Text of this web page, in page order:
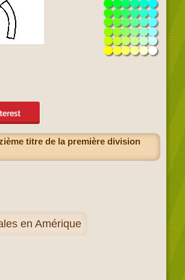
titre de la première division
en Amérique